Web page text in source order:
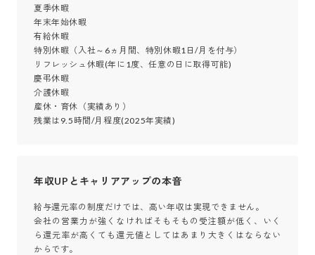
夏季休暇
年末年始休暇
有給休暇
特別休暇（入社～6ヵ月間、特別休暇1日/月を付与）
リフレッシュ休暇(年に1度、任意の日に取得可能)
慶弔休暇
介護休暇
産休・育休（実績あり）
残業は9.5時間/月程度(2025年実績)
年収UPとキャリアアップの本音
給与還元率の制度だけでは、高い年収は実現できません。
会社の営業力が強くなければそもそもの受注額が低く、いく
ら還元率が高くても還元値としてはあまり大きくはならない
からです。